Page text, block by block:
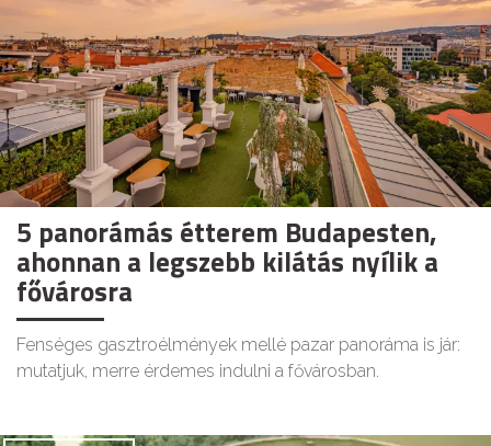
5 panorámás étterem Budapesten,
ahonnan a legszebb kilátás nyílik a
fővárosra
Fenséges gasztroélmények mellé pazar panoráma is jár:
mutatjuk, merre érdemes indulni a fővárosban.